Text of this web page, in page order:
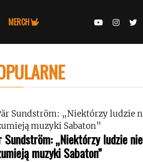
MERCH
Sundström: „Niektórzy ludzie nie
muzyki Sabaton”